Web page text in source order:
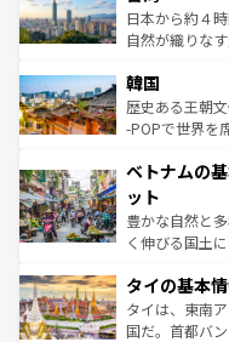
ク、伝統的な
っている。訪
はコンテンツ一
ク）、タスマ
ど、見どころ
いる。アクテ
ビング、ハイ
い。オースト
参照してほし
日本から約４
自然が織りな
ン）、静ひつ
と山間の静け
驚きをもたら
容にもいいと
照してほしい。
韓国
歴史ある王朝
-POPで世界を
き、地方に足
できる。そし
まで、さまざ
らではのナイ
覧 を参照して
ベトナムの
ット
豊かな自然と
く伸びる国土
急速な発展と
ーチミン市の
醸し出してい
タイの基本
タイは、東南
国だ。首都バ